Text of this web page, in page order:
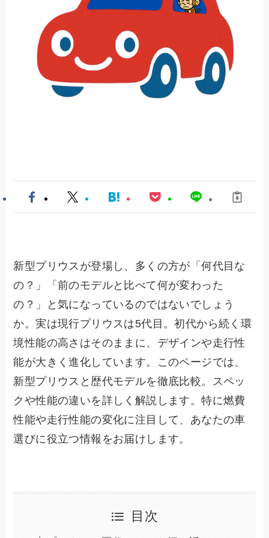
新型プリウスが登場し、多くの方が「何代目な
の？」「前のモデルと比べて何が変わった
の？」と気になっているのではないでしょう
か。実は現行プリウスは5代目。初代から続く環
境性能の高さはそのままに、デザインや走行性
能が大きく進化しています。このページでは、
新型プリウスと歴代モデルを徹底比較。スペッ
クや性能の違いを詳しく解説します。特に燃費
性能や走行性能の変化に注目して、あなたの車
選びに役立つ情報をお届けします。
目次